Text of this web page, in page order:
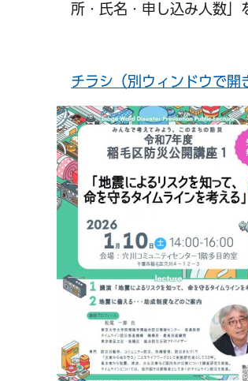
所・氏名・申し込み人数」
チラシ（別ウィンドウで